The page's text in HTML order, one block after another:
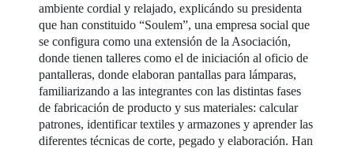
ambiente cordial y relajado, explicándo su presidenta
que han constituido “Soulem”, una empresa social que
se configura como una extensión de la Asociación,
donde tienen talleres como el de iniciación al oficio de
pantalleras, donde elaboran pantallas para lámparas,
familiarizando a las integrantes con las distintas fases
de fabricación de producto y sus materiales: calcular
patrones, identificar textiles y armazones y aprender las
diferentes técnicas de corte, pegado y elaboración. Han